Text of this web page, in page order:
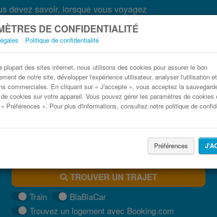
DE CONFIDENTIALITÉ
Politique de confidentialité
plupart des sites internet, nous utilisons des cookies pour assurer le bon
de notre site, développer l'expérience utilisateur, analyser l'utilisation
commerciales. En cliquant sur « J'accepte », vous acceptez la
cookies sur votre appareil. Vous pouvez gérer les paramètres de cookies
Préférences ». Pour plus d'informations, consultez notre politique de
Préférences
devez savoir, lorsque vous voyagez
Bus Gravellona Toce Varazze pas cher
Trouvez votre billet de bus moins cher
TROUVER UN TRAJET
Train
BlaBlaCar
Trouvez un logement avec Booking.com